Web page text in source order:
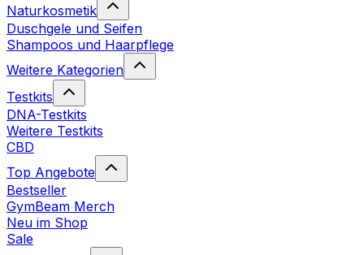
Naturkosmetik
Duschgele und Seifen
Shampoos und Haarpflege
Weitere Kategorien
Testkits
DNA-Testkits
Weitere Testkits
CBD
Top Angebote
Bestseller
GymBeam Merch
Neu im Shop
Sale